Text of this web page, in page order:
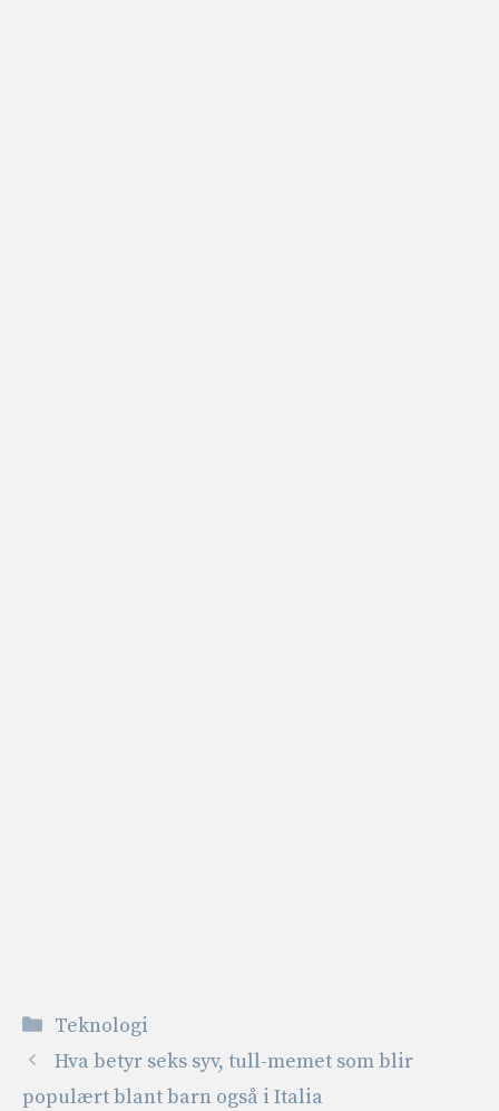
Kategorier
Teknologi
Hva betyr seks syv, tull-memet som blir
populært blant barn også i Italia